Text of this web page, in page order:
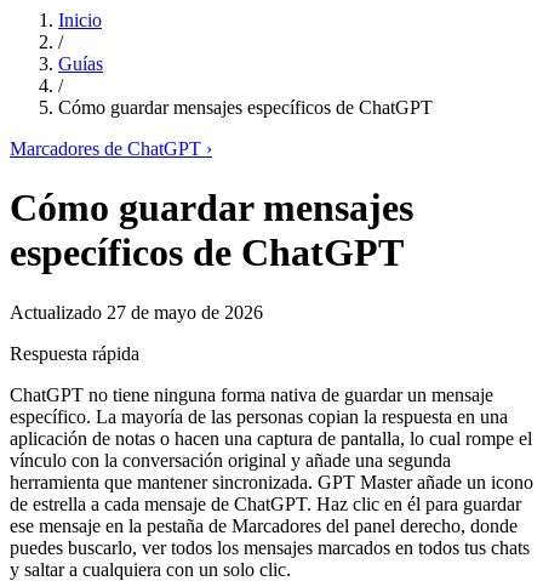
Inicio
/
Guías
/
Cómo guardar mensajes específicos de ChatGPT
Marcadores de ChatGPT ›
Cómo guardar mensajes
específicos de ChatGPT
Actualizado 27 de mayo de 2026
Respuesta rápida
ChatGPT no tiene ninguna forma nativa de guardar un mensaje
específico. La mayoría de las personas copian la respuesta en una
aplicación de notas o hacen una captura de pantalla, lo cual rompe el
vínculo con la conversación original y añade una segunda
herramienta que mantener sincronizada. GPT Master añade un icono
de estrella a cada mensaje de ChatGPT. Haz clic en él para guardar
ese mensaje en la pestaña de Marcadores del panel derecho, donde
puedes buscarlo, ver todos los mensajes marcados en todos tus chats
y saltar a cualquiera con un solo clic.